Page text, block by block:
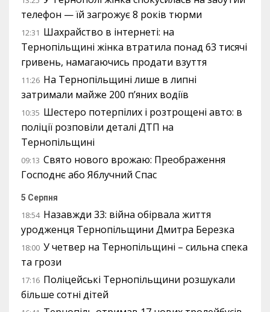
телефон — їй загрожує 8 років тюрми
12:31 Шахрайство в інтернеті: на
Тернопільщині жінка втратила понад 63 тисячі
гривень, намагаючись продати взуття
11:26 На Тернопільщині лише в липні
затримали майже 200 п’яних водіїв
10:35 Шестеро потерпілих і розтрощені авто: в
поліції розповіли деталі ДТП на
Тернопільщині
09:13 Свято нового врожаю: Преображення
Господнє або Яблучний Спас
5 Серпня
18:54 Назавжди 33: війна обірвала життя
уродженця Тернопільщини Дмитра Березка
18:00 У четвер на Тернопільщині – сильна спека
та грози
17:16 Поліцейські Тернопільщини розшукали
більше сотні дітей